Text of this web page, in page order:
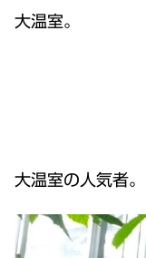
大温室。
大温室の人気者。